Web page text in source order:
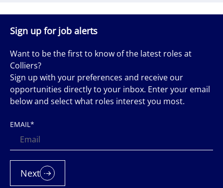
Sign up for job alerts
Want to be the first to know of the latest roles at
Colliers?
Sign up with your preferences and receive our
opportunities directly to your inbox. Enter your email
below and select what roles interest you most.
EMAIL*
Next